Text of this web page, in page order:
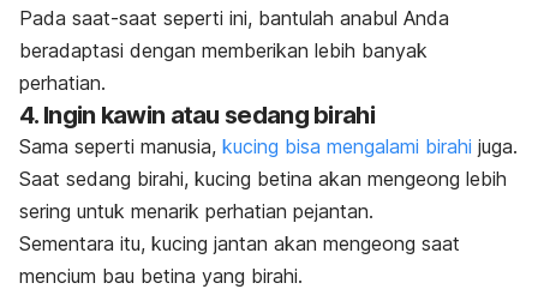
Pada saat-saat seperti ini, bantulah anabul Anda
beradaptasi dengan memberikan lebih banyak
perhatian.
4. Ingin kawin atau sedang birahi
Sama seperti manusia, kucing bisa mengalami birahi juga.
Saat sedang birahi, kucing betina akan mengeong lebih
sering untuk menarik perhatian pejantan.
Sementara itu, kucing jantan akan mengeong saat
mencium bau betina yang birahi.